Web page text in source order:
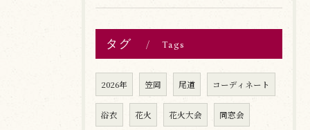
タグ Tags
2026年 笠岡 尾道 コーディネート
浴衣 花火 花火大会 同窓会